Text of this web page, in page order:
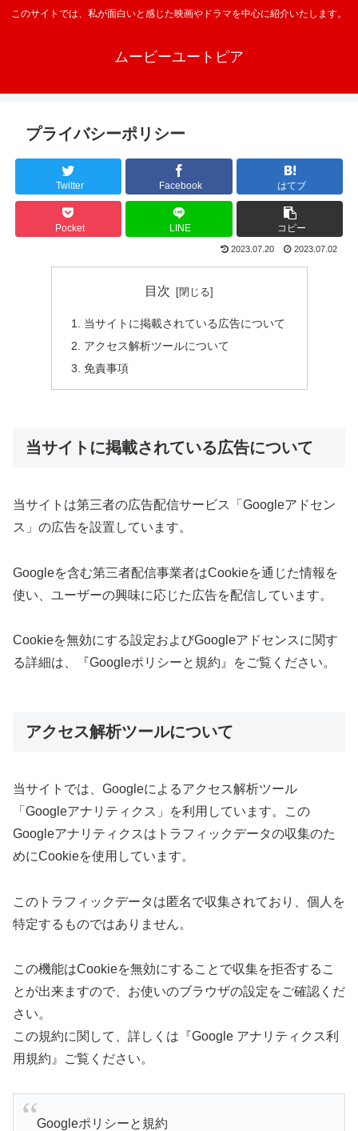
このサイトでは、私が面白いと感じた映画やドラマを中心に紹介いたします。
ムービーユートピア
プライバシーポリシー
Twitter Facebook はてブ
Pocket LINE コピー
2023.07.20 2023.07.02
目次
当サイトに掲載されている広告について
アクセス解析ツールについて
免責事項
当サイトに掲載されている広告について
当サイトは第三者の広告配信サービス「Googleアドセン
ス」の広告を設置しています。
Googleを含む第三者配信事業者はCookieを通じた情報を
使い、ユーザーの興味に応じた広告を配信しています。
Cookieを無効にする設定およびGoogleアドセンスに関す
る詳細は、『Googleポリシーと規約』をご覧ください。
アクセス解析ツールについて
当サイトでは、Googleによるアクセス解析ツール
「Googleアナリティクス」を利用しています。この
Googleアナリティクスはトラフィックデータの収集のた
めにCookieを使用しています。
このトラフィックデータは匿名で収集されており、個人を
特定するものではありません。
この機能はCookieを無効にすることで収集を拒否するこ
とが出来ますので、お使いのブラウザの設定をご確認くだ
さい。
この規約に関して、詳しくは『Google アナリティクス利
用規約』ご覧ください。
Googleポリシーと規約